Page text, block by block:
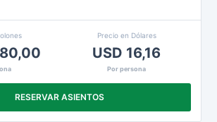
Precio en Dólares
USD 16,16
Por persona
RESERVAR ASIENTOS